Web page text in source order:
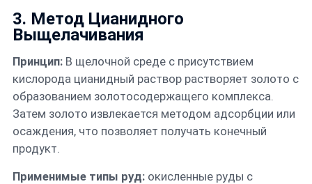
3. Метод Цианидного
Выщелачивания
Принцип:В щелочной среде с присутствием
кислорода цианидный раствор растворяет золото с
образованием золотосодержащего комплекса.
Затем золото извлекается методом адсорбции или
осаждения, что позволяет получать конечный
продукт.
Применимые типы руд: окисленные руды с